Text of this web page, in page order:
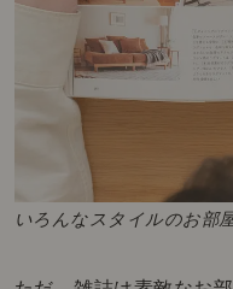
いろんなスタイルのお部